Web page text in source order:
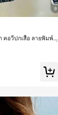
9
คอวีปกเสื้อ ลายพิมพ์ดิ
ล ของขวัญสำหรับเพื่